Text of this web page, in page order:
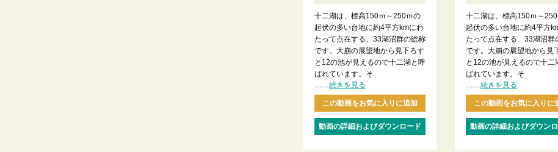
十二湖は、標高150ｍ～250ｍの
起伏の多い台地に約4平方kmにわ
たって点在する、33湖沼群の総称
です。大崩の展望地から見下ろす
と12の池が見えるので十二湖と呼
ばれています。そ
続きを見る
この動画をお気に入りに追加
動画の詳細およびダウンロード
十二湖は、標高150ｍ～
起伏の多い台地に約4平方
たって点在する、33湖沼群
です。大崩の展望地から見
と12の池が見えるので十二
ばれています。そ
続きを見る
この動画をお気に入りに
動画の詳細およびダウン